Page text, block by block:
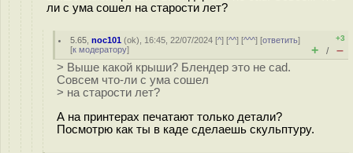
ли с ума сошел на старости лет?
5.65 ,noc101 (ok), 16:45, 22/07/2024 [^] [^^] [^^^] [ответить]
[к модератору]
+3
+ / –
> Выше какой крыши? Блендер это не cad.
Совсем что-ли с ума сошел
> на старости лет?
А на принтерах печатают только детали?
Посмотрю как ты в каде сделаешь скульптуру.